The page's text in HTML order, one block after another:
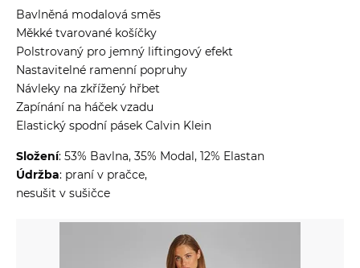
Bavlněná modalová směs
Měkké tvarované košíčky
Polstrovaný pro jemný liftingový efekt
Nastavitelné ramenní popruhy
Návleky na zkřížený hřbet
Zapínání na háček vzadu
Elastický spodní pásek Calvin Klein
Složení: 53% Bavlna, 35% Modal, 12% Elastan
Údržba: praní v pračce,
nesušit v sušičce